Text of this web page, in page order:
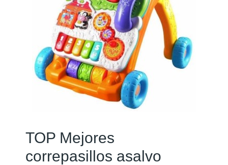
TOP Mejores
correpasillos asalvo